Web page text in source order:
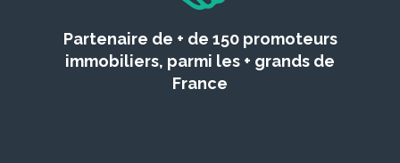
Partenaire de + de 150 promoteurs
immobiliers, parmi les + grands de
France